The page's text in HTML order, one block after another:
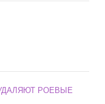
РОЕВЫЕ